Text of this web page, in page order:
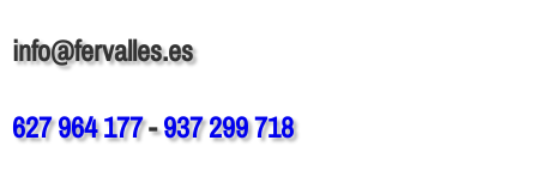
info@fervalles.es
627 964 177-937 299 718